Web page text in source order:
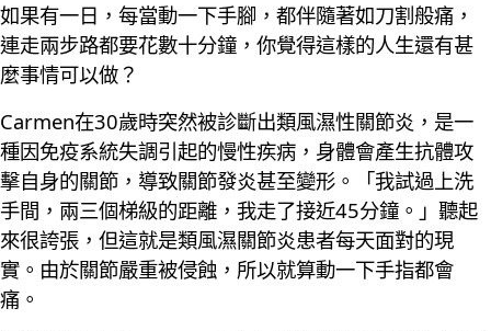
如果有一日，每當動一下手腳，都伴隨著如刀割般痛，
連走兩步路都要花數十分鐘，你覺得這樣的人生還有甚
麼事情可以做？
Carmen在30歲時突然被診斷出類風濕性關節炎，是一
種因免疫系統失調引起的慢性疾病，身體會產生抗體攻
擊自身的關節，導致關節發炎甚至變形。「我試過上洗
手間，兩三個梯級的距離，我走了接近45分鐘。」聽起
來很誇張，但這就是類風濕關節炎患者每天面對的現
實。由於關節嚴重被侵蝕，所以就算動一下手指都會
痛。